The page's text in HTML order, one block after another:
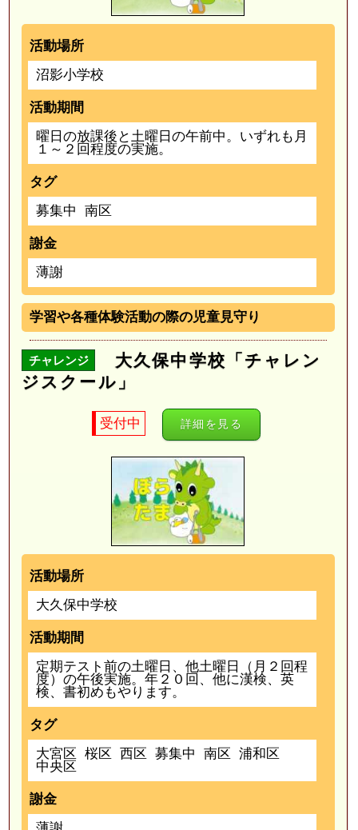
活動場所
沼影小学校
活動期間
曜日の放課後と土曜日の午前中。いずれも月
１～２回程度の実施。
タグ
募集中
南区
謝金
薄謝
学習や各種体験活動の際の児童見守り
チャレンジ
大久保中学校「チャレン
ジスクール」
受付中 詳細を見る
活動場所
大久保中学校
活動期間
定期テスト前の土曜日、他土曜日（月２回程
度）の午後実施。年２０回、他に漢検、英
検、書初めもやります。
タグ
大宮区 桜区 西区 募集中 南区 浦和区
中央区
謝金